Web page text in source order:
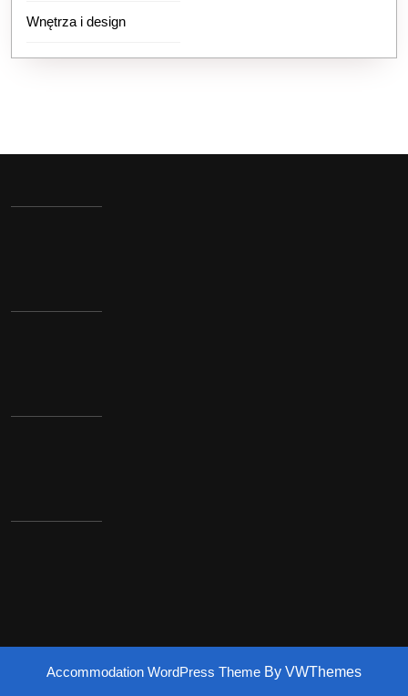
Wnętrza i design
Accommodation WordPress Theme By VWThemes